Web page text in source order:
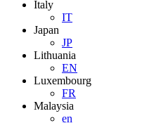
Italy
IT
Japan
JP
Lithuania
EN
Luxembourg
FR
Malaysia
en